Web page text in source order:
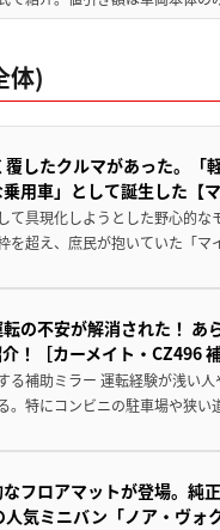
体)
したクルマがあった。「
用車」として誕生した【マ
て具現化しようとした野心的
を超え、庶民が抱いていた「
の不安が解消された！
！［カーメイト・CZ496
補助ミラー 運転経験が浅い人
。特にコンビニの駐車場や狭
フロアマットが登場。純
気ミニバン「ノア・ヴォ